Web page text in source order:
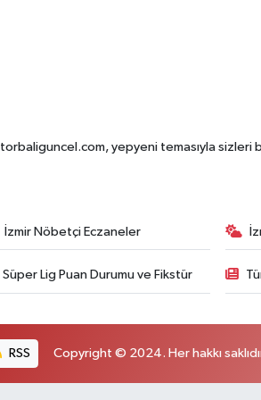
torbaliguncel.com, yepyeni temasıyla sizleri
İzmir Nöbetçi Eczaneler
Süper Lig Puan Durumu ve Fikstür
RSS Copyright © 2024. Her hakkı